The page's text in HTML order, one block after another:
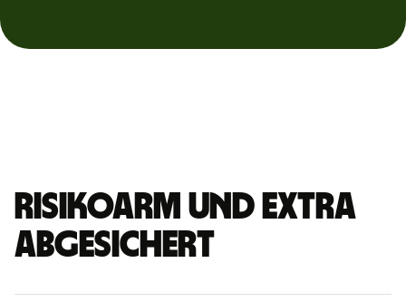
Risikoarm und extra
abgesichert